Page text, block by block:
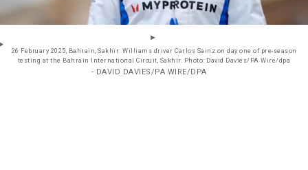
26 February 2025, Bahrain, Sakhir: Williams driver Carlos Sainz on day one of pre-season
testing at the Bahrain International Circuit, Sakhir. Photo: David Davies/PA Wire/dpa
- DAVID DAVIES/PA WIRE/DPA